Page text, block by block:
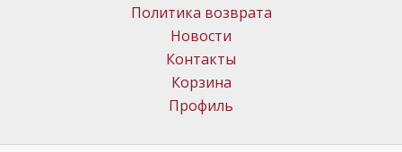
Политика возврата
Новости
Контакты
Корзина
Профиль